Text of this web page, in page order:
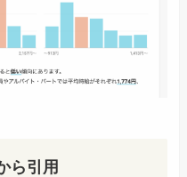
ら引用